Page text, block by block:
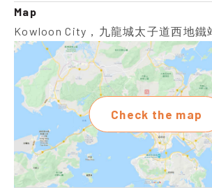
Map
Kowloon City，九龍城太子道西地鐵
Check the map